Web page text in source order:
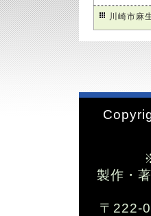
川崎市麻
製作・
〒222-